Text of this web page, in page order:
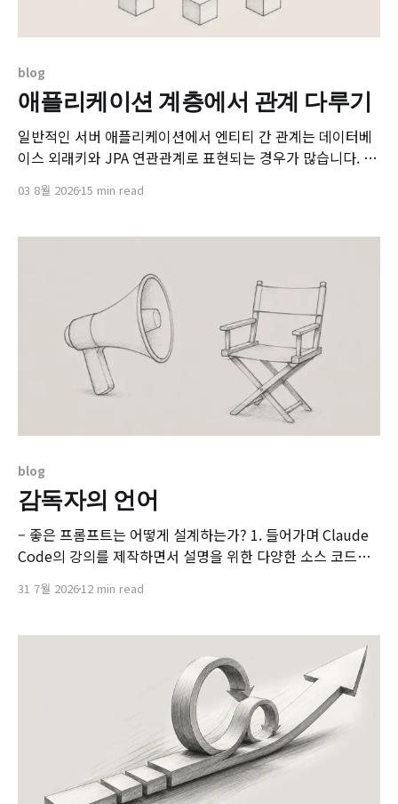
blog
애플리케이션 계층에서 관계 다루기
일반적인 서버 애플리케이션에서 엔티티 간 관계는 데이터베
이스 외래키와 JPA 연관관계로 표현되는 경우가 많습니다. 이
시 자식 삭제를 전파할 수 있으며, 객체 그래프를 따라 저장과
계 변화는 단순한 저장소 레벨 관계 처리보다 넓습니다. 어떤
03 8월 202615 min read
blog
감독자의 언어
– 좋은 프롬프트는 어떻게 설계하는가? 1. 들어가며 Claude
Code의 강의를 제작하면서 설명을 위한 다양한 소스 코드를
을 위한 코드를 만들기 위해 꽤 많은 시간 고민하고, 수정하는
안에 원하는 코드, 동작하는 코드, 테스트 케이스를 한번에 통
31 7월 202612 min read